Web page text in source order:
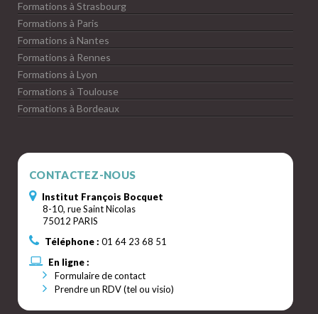
Formations à Strasbourg
Formations à Paris
Formations à Nantes
Formations à Rennes
Formations à Lyon
Formations à Toulouse
Formations à Bordeaux
CONTACTEZ-NOUS
Institut François Bocquet
8-10, rue Saint Nicolas
75012 PARIS
Téléphone : 01 64 23 68 51
En ligne :
Formulaire de contact
Prendre un RDV (tel ou visio)